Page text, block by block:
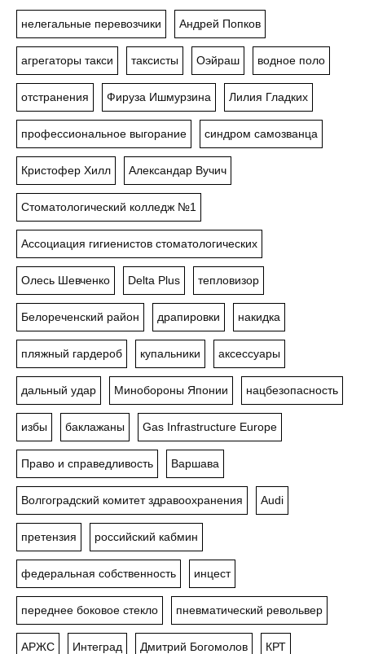
нелегальные перевозчики Андрей Попков
агрегаторы такси таксисты Оэйраш водное поло
отстранения Фируза Ишмурзина Лилия Гладких
профессиональное выгорание синдром самозванца
Кристофер Хилл Александар Вучич
Стоматологический колледж №1
Ассоциация гигиенистов стоматологических
Олесь Шевченко Delta Plus тепловизор
Белореченский район драпировки накидка
пляжный гардероб купальники аксессуары
дальный удар Минобороны Японии нацбезопасность
избы баклажаны Gas Infrastructure Europe
Право и справедливость Варшава
Волгоградский комитет здравоохранения Audi
претензия российский кабмин
федеральная собственность инцест
переднее боковое стекло пневматический револьвер
АРЖС Интеград Дмитрий Богомолов КРТ